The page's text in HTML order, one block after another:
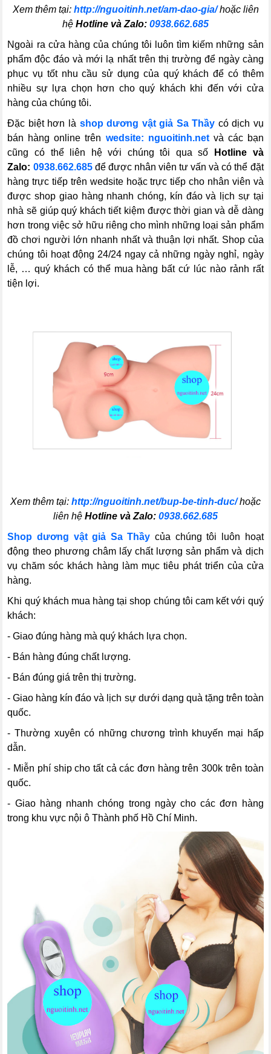
Xem thêm tại: http://nguoitinh.net/am-dao-gia/hoặc liên
hệ Hotline và Zalo: 0938.662.685
Ngoài ra cửa hàng của chúng tôi luôn tìm kiếm những sản
phẩm độc đáo và mới lạ nhất trên thị trường để ngày càng
phục vụ tốt nhu cầu sử dụng của quý khách để có thêm
nhiều sự lựa chọn hơn cho quý khách khi đến với cửa
hàng của chúng tôi.
Đặc biệt hơn là shop dương vật giả Sa Thầy có dịch vụ
bán hàng online trên wedsite: nguoitinh.netvà các bạn
cũng có thể liên hệ với chúng tôi qua số
Hotline và
Zalo: 0938.662.685để được nhân viên tư vấn và có thể đặt
hàng trực tiếp trên wedsite hoặc trực tiếp cho nhân viên và
được shop giao hàng nhanh chóng, kín đáo và lịch sự tại
nhà sẽ giúp quý khách tiết kiệm được thời gian và dễ dàng
hơn trong việc sở hữu riêng cho mình những loại sản phẩm
đồ chơi người lớn nhanh nhất và thuận lợi nhất. Shop của
chúng tôi hoạt động 24/24 ngay cả những ngày nghỉ, ngày
lễ, … quý khách có thể mua hàng bất cứ lúc nào rảnh rất
tiện lợi.
Xem thêm tại: http://nguoitinh.net/bup-be-tinh-duc/hoặc
liên hệ Hotline và Zalo: 0938.662.685
Shop dương vật giả Sa Thầy của chúng tôi luôn hoạt
động theo phương châm lấy chất lượng sản phẩm và dịch
vụ chăm sóc khách hàng làm mục tiêu phát triển của cửa
hàng.
Khi quý khách mua hàng tại shop chúng tôi cam kết với quý
khách:
- Giao đúng hàng mà quý khách lựa chọn.
- Bán hàng đúng chất lượng.
- Bán đúng giá trên thị trường.
- Giao hàng kín đáo và lịch sự dưới dạng quà tặng trên toàn
quốc.
- Thường xuyên có những chương trình khuyến mại hấp
dẫn.
- Miễn phí ship cho tất cả các đơn hàng trên 300k trên toàn
quốc.
- Giao hàng nhanh chóng trong ngày cho các đơn hàng
trong khu vực nội ô Thành phố Hồ Chí Minh.